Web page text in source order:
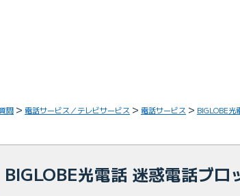
問 電話サービス／テレビサービス 電話サービス BIGLOBE光
BIGLOBE光電話 迷惑電話ブロ